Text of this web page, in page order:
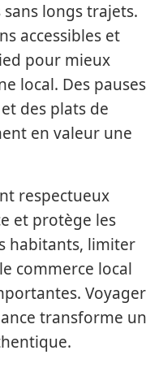
longs trajets.
accessibles et
pour mieux
local. Des pauses
des plats de
en valeur une
respectueux
et protège les
habitants, limiter
commerce local
Voyager
transforme un